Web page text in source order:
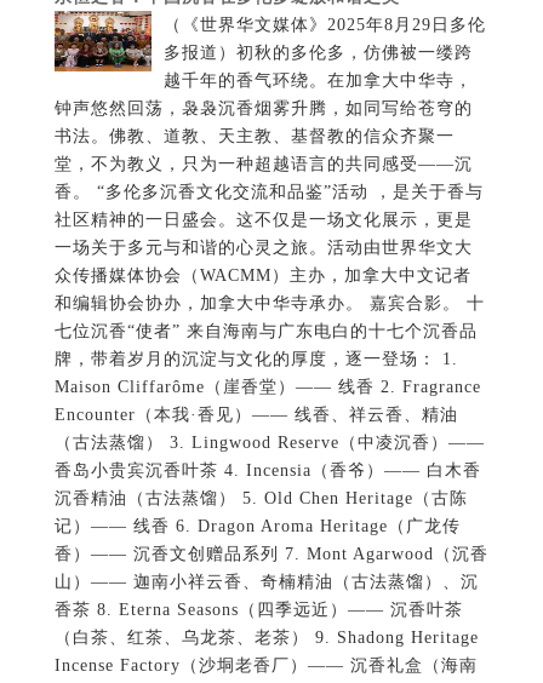
（《世界华文媒体》2025年8月29日多伦
多报道）初秋的多伦多，仿佛被一缕跨
越千年的香气环绕。在加拿大中华寺，
钟声悠然回荡，袅袅沉香烟雾升腾，如同写给苍穹的
书法。佛教、道教、天主教、基督教的信众齐聚一
堂，不为教义，只为一种超越语言的共同感受——沉
香。 “多伦多沉香文化交流和品鉴”活动 ，是关于香与
社区精神的一日盛会。这不仅是一场文化展示，更是
一场关于多元与和谐的心灵之旅。活动由世界华文大
众传播媒体协会（WACMM）主办，加拿大中文记者
和编辑协会协办，加拿大中华寺承办。 嘉宾合影。 十
七位沉香“使者” 来自海南与广东电白的十七个沉香品
牌，带着岁月的沉淀与文化的厚度，逐一登场： 1.
Maison Cliffarôme（崖香堂）—— 线香 2. Fragrance
Encounter（本我·香见）—— 线香、祥云香、精油
（古法蒸馏） 3. Lingwood Reserve（中凌沉香）——
香岛小贵宾沉香叶茶 4. Incensia（香爷）—— 白木香
沉香精油（古法蒸馏） 5. Old Chen Heritage（古陈
记）—— 线香 6. Dragon Aroma Heritage（广龙传
香）—— 沉香文创赠品系列 7. Mont Agarwood（沉香
山）—— 迦南小祥云香、奇楠精油（古法蒸馏）、沉
香茶 8. Eterna Seasons（四季远近）—— 沉香叶茶
（白茶、红茶、乌龙茶、老茶） 9. Shadong Heritage
Incense Factory（沙垌老香厂）—— 沉香礼盒（海南